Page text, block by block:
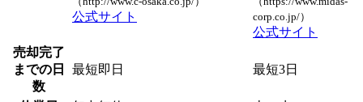
公式サイト
corp.co.jp/）
公式サイト
売却完了
までの日
数
最短即日 最短3日